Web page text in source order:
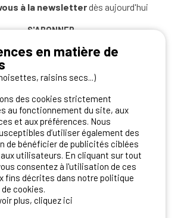
à la newsletterdès aujourd'hui
S'ABONNER
NOS PARTENAIRES
en matière de
raisins secs...)
des cookies strictement
au fonctionnement du site, aux
et aux préférences. Nous
d’utiliser également des
de bénéficier de publicités ciblées
utilisateurs. En cliquant sur tout
consentez à l'utilisation de ces
fins décrites dans notre politique
cookies.
plus, cliquez ici